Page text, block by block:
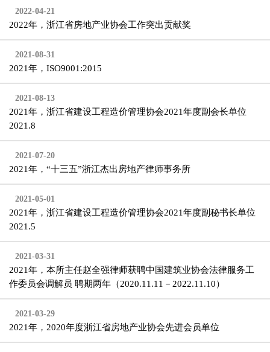
2022-04-21
2022年，浙江省房地产业协会工作突出贡献奖
2021-08-31
2021年，ISO9001:2015
2021-08-13
2021年，浙江省建设工程造价管理协会2021年度副会长单位
2021.8
2021-07-20
2021年，“十三五”浙江杰出房地产律师事务所
2021-05-01
2021年，浙江省建设工程造价管理协会2021年度副秘书长单位
2021.5
2021-03-31
2021年，本所主任赵全强律师获聘中国建筑业协会法律服务工
作委员会调解员 聘期两年（2020.11.11－2022.11.10）
2021-03-29
2021年，2020年度浙江省房地产业协会先进会员单位